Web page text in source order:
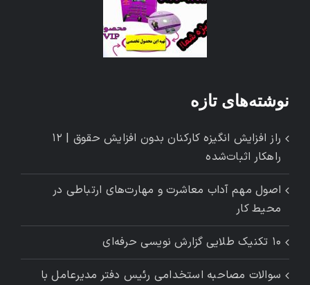
نوشته‌های تازه
راز افزایش انگیزه کارکنان بدون افزایش حقوق | ۱۲
راهکار اثبات‌شده
اصول مهم آداب معاشرت و مهارت‌های ارتباطی در
محیط کار
۱۰ تکنیک طلایی گزارش ‌نویسی حرفه‌ای
سوالات مصاحبه استخدامی رئیس دفتر مدیرعامل با